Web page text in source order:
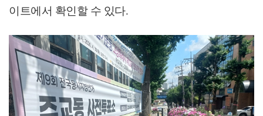
이트에서 확인할 수 있다.